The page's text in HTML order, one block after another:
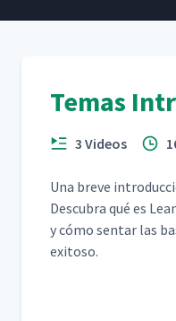
Temas
3 Videos
Una breve
Des­cubra qué es
y cómo sen­tar las
exitoso.